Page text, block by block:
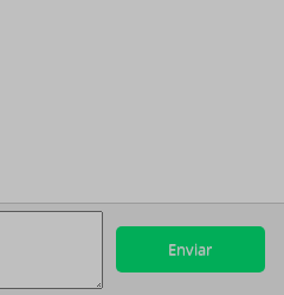
Enviar